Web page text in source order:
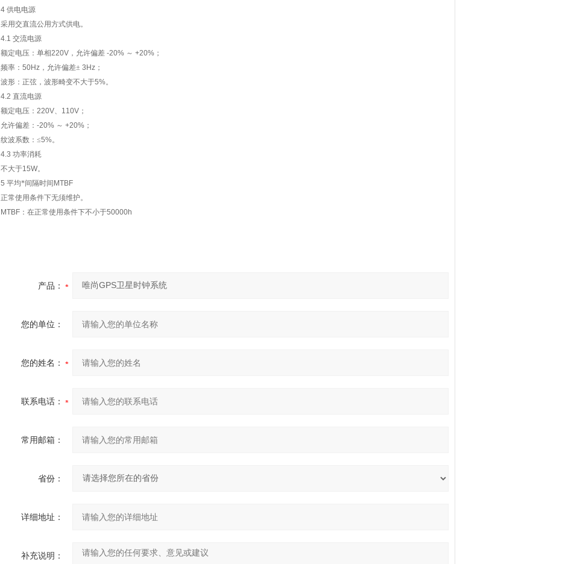
4 供电电源
采用交直流公用方式供电。
4.1 交流电源
额定电压：单相220V ，允许偏差 -20% ～ +20% ；
频率： 50Hz ，允许偏差± 3Hz ；
波形：正弦，波形畸变不大于5%。
4.2 直流电源
额定电压： 220V、 110V ；
允许偏差： -20% ～ +20% ；
纹波系数：≤5%。
4.3 功率消耗
不大于15W。
5 平均*间隔时间 MTBF
正常使用条件下无须维护。
MTBF ：在正常使用条件下不小于50000h
产品：
您的单位：
您的姓名：
联系电话：
常用邮箱：
省份：
详细地址：
补充说明：